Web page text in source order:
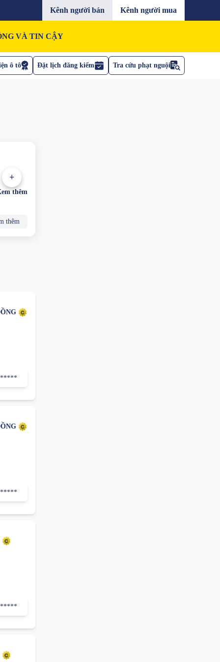
Kênh người bán Kênh người mua
VÀ TIN CẬY
ô tô Đặt lịch đăng kiểm Tra cứu phạt nguội
+
thêm
thêm